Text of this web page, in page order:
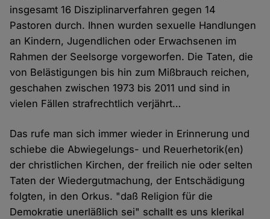
insgesamt 16 Disziplinarverfahren gegen 14
Pastoren durch. Ihnen wurden sexuelle Handlungen
an Kindern, Jugendlichen oder Erwachsenen im
Rahmen der Seelsorge vorgeworfen. Die Taten, die
von Belästigungen bis hin zum Mißbrauch reichen,
geschahen zwischen 1973 bis 2011 und sind in
vielen Fällen strafrechtlich verjährt…
Das rufe man sich immer wieder in Erinnerung und
schiebe die Abwiegelungs- und Reuerhetorik(en)
der christlichen Kirchen, der freilich nie oder selten
Taten der Wiedergutmachung, der Entschädigung
folgten, in den Orkus. "daß Religion für die
Demokratie unerläßlich sei" schallt es uns klerikal